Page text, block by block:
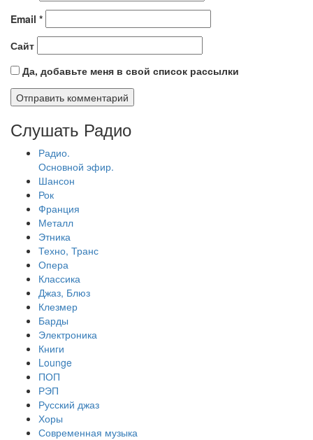
Email *
Сайт
Да, добавьте меня в свой список рассылки
Слушать Радио
Радио.
Основной эфир.
Шансон
Рок
Франция
Металл
Этника
Техно, Транс
Опера
Классика
Джаз, Блюз
Клезмер
Барды
Электроника
Книги
Lounge
ПОП
РЭП
Русский джаз
Хоры
Современная музыка